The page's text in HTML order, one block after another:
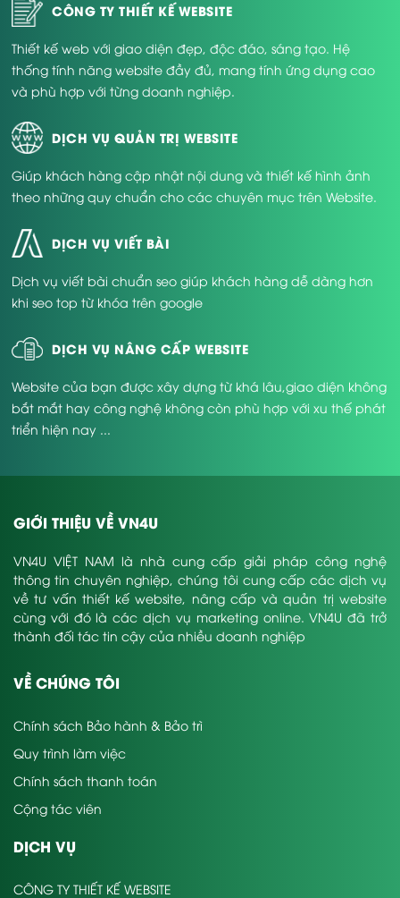
CÔNG TY THIẾT KẾ WEBSITE
Thiết kế web với giao diện đẹp, độc đáo, sáng tạo. Hệ
thống tính năng website đầy đủ, mang tính ứng dụng cao
và phù hợp với từng doanh nghiệp.
DỊCH VỤ QUẢN TRỊ WEBSITE
Giúp khách hàng cập nhật nội dung và thiết kế hình ảnh
theo những quy chuẩn cho các chuyên mục trên Website.
DỊCH VỤ VIẾT BÀI
Dịch vụ viết bài chuẩn seo giúp khách hàng dễ dàng hơn
khi seo top từ khóa trên google
DỊCH VỤ NÂNG CẤP WEBSITE
Website của bạn được xây dựng từ khá lâu,giao diện không
bắt mắt hay công nghệ không còn phù hợp với xu thế phát
triển hiện nay ...
GIỚI THIỆU VỀ VN4U
VN4U VIỆT NAM là nhà cung cấp giải pháp công nghệ
thông tin chuyên nghiệp, chúng tôi cung cấp các dịch vụ
về tư vấn thiết kế website, nâng cấp và quản trị website
cùng với đó là các dịch vụ marketing online. VN4U đã trở
thành đối tác tin cậy của nhiều doanh nghiệp
VỀ CHÚNG TÔI
Chính sách Bảo hành & Bảo trì
Quy trình làm việc
Chính sách thanh toán
Cộng tác viên
DỊCH VỤ
CÔNG TY THIẾT KẾ WEBSITE